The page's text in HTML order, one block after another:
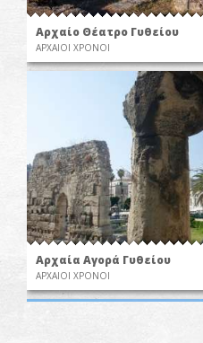
Αρχαίο Θέατρο Γυθείου
ΑΡΧΑΙΟΙ ΧΡΟΝΟΙ
Αρχαία Αγορά Γυθείου
ΑΡΧΑΙΟΙ ΧΡΟΝΟΙ